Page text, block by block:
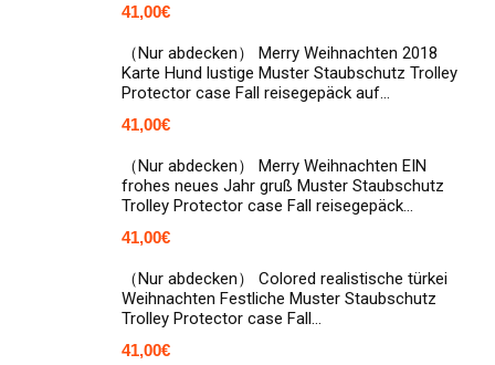
41,00€
（Nur abdecken） Merry Weihnachten 2018
Karte Hund lustige Muster Staubschutz Trolley
Protector case Fall reisegepäck auf…
41,00€
（Nur abdecken） Merry Weihnachten EIN
frohes neues Jahr gruß Muster Staubschutz
Trolley Protector case Fall reisegepäck…
41,00€
（Nur abdecken） Colored realistische türkei
Weihnachten Festliche Muster Staubschutz
Trolley Protector case Fall…
41,00€